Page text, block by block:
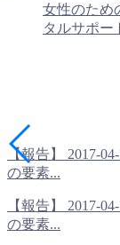
女性のため
タルサポー
【報告】 2017-
の要素...
【報告】 2017-
の要素...